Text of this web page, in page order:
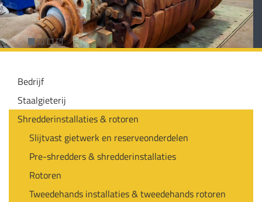
Bedrijf
Staalgieterij
Shredderinstallaties & rotoren
Slijtvast gietwerk en reserveonderdelen
Pre-shredders & shredderinstallaties
Rotoren
Tweedehands installaties & tweedehands rotoren